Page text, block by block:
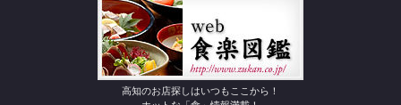
高知のお店探しはいつもここから！